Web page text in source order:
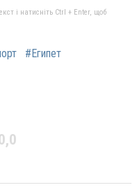
і натисніть Ctrl + Enter, щоб
#Египет